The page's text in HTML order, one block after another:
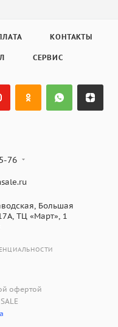
КОНТАКТЫ
СЕРВИС
76
Большая
ТЦ «Март», 1
офертой